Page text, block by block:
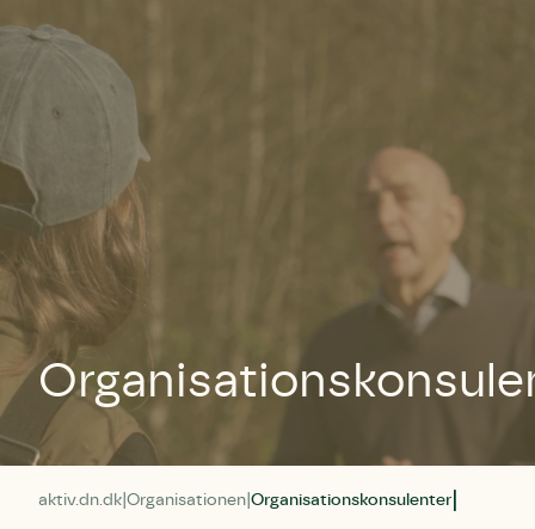
aktiv.dn.dk Organisationen Organisationskonsulenter